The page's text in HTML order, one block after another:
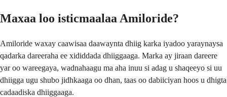
Maxaa loo isticmaalaa Amiloride?
Amiloride waxay caawisaa daawaynta dhiig karka iyadoo yaraynaysa
qadarka dareeraha ee xididdada dhiiggaaga. Marka ay jiraan dareere
yar oo wareegaya, wadnahaagu ma aha inuu si adag u shaqeeyo si uu
dhiigga ugu shubo jidhkaaga oo dhan, taas oo dabiiciyan hoos u dhigta
cadaadiska dhiiggaaga.